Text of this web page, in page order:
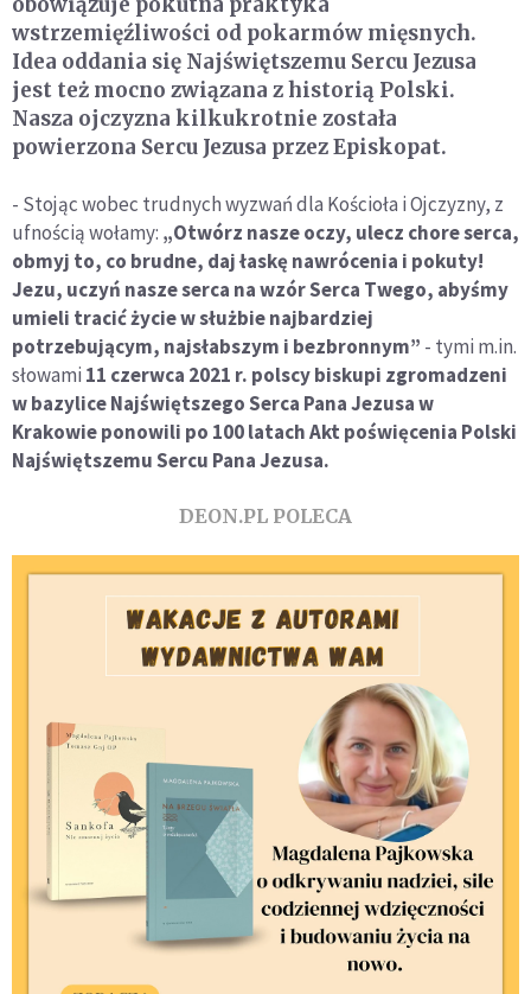
wstrzemięźliwości od pokarmów mięsnych.
Idea oddania się Najświętszemu Sercu Jezusa
jest też mocno związana z historią Polski.
Nasza ojczyzna kilkukrotnie została
powierzona Sercu Jezusa przez Episkopat.
- Stojąc wobec trudnych wyzwań dla Kościoła i Ojczyzny, z
ufnością wołamy: „Otwórz nasze oczy, ulecz chore serca,
obmyj to, co brudne, daj łaskę nawrócenia i pokuty!
Jezu, uczyń nasze serca na wzór Serca Twego, abyśmy
umieli tracić życie w służbie najbardziej
potrzebującym, najsłabszym i bezbronnym” - tymi m.in.
słowami 11 czerwca 2021 r. polscy biskupi zgromadzeni
w bazylice Najświętszego Serca Pana Jezusa w
Krakowie ponowili po 100 latach Akt poświęcenia Polski
Najświętszemu Sercu Pana Jezusa.
DEON.PL POLECA